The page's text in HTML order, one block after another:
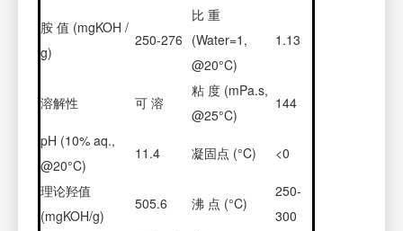
胺 值 (mgKOH /
g)
250-276
比 重
(Water=1,
@20°C)
1.13
溶解性 可 溶
粘 度 (mPa.s,
@25°C)
144
pH (10% aq.,
@20°C)
11.4 凝固点 (°C) <0
理论羟值
(mgKOH/g)
505.6 沸 点 (°C)
250-
300